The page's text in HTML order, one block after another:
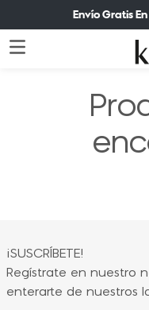
Envío Gratis
¡SUSCRÍBETE!
Regístrate en nuestro
enterarte de nuestros